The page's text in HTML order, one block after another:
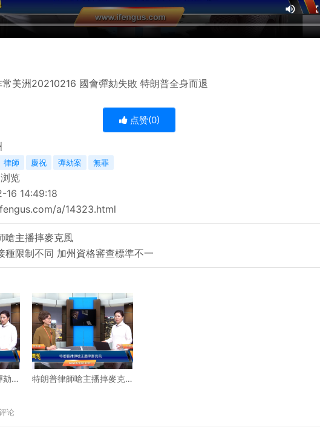
常美洲20210216 國會彈劾失敗 特朗普全身而退
点赞(0)
律師 慶祝 彈劾案 無罪
览
16 14:49:18
a/14323.html
嗆主播摔麥克風
種限制不同 加州資格審查標準不一
劾
特朗普律師嗆主播摔麥克
论